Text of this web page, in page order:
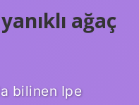
ağaç
bilinen Ipe